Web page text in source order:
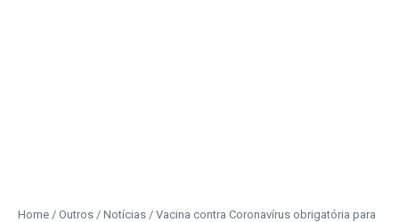
Home / Outros / Notícias / Vacina contra Coronavírus obrigatória para